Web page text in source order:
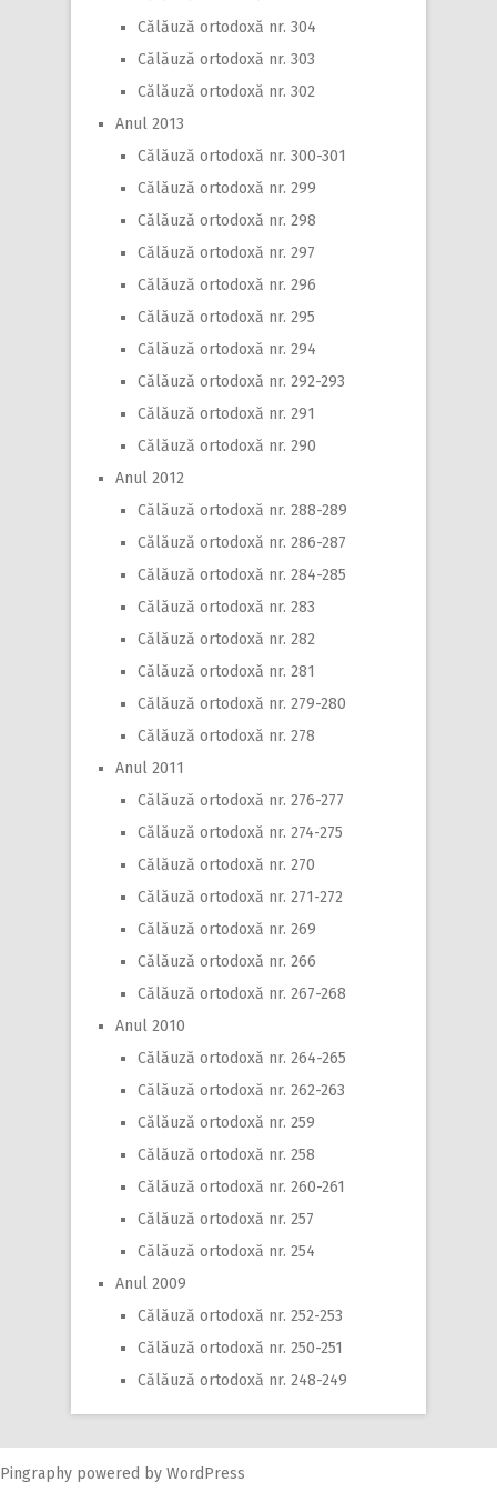
Călăuză ortodoxă nr. 304
Călăuză ortodoxă nr. 303
Călăuză ortodoxă nr. 302
Anul 2013
Călăuză ortodoxă nr. 300-301
Călăuză ortodoxă nr. 299
Călăuză ortodoxă nr. 298
Călăuză ortodoxă nr. 297
Călăuză ortodoxă nr. 296
Călăuză ortodoxă nr. 295
Călăuză ortodoxă nr. 294
Călăuză ortodoxă nr. 292-293
Călăuză ortodoxă nr. 291
Călăuză ortodoxă nr. 290
Anul 2012
Călăuză ortodoxă nr. 288-289
Călăuză ortodoxă nr. 286-287
Călăuză ortodoxă nr. 284-285
Călăuză ortodoxă nr. 283
Călăuză ortodoxă nr. 282
Călăuză ortodoxă nr. 281
Călăuză ortodoxă nr. 279-280
Călăuză ortodoxă nr. 278
Anul 2011
Călăuză ortodoxă nr. 276-277
Călăuză ortodoxă nr. 274-275
Călăuză ortodoxă nr. 270
Călăuză ortodoxă nr. 271-272
Călăuză ortodoxă nr. 269
Călăuză ortodoxă nr. 266
Călăuză ortodoxă nr. 267-268
Anul 2010
Călăuză ortodoxă nr. 264-265
Călăuză ortodoxă nr. 262-263
Călăuză ortodoxă nr. 259
Călăuză ortodoxă nr. 258
Călăuză ortodoxă nr. 260-261
Călăuză ortodoxă nr. 257
Călăuză ortodoxă nr. 254
Anul 2009
Călăuză ortodoxă nr. 252-253
Călăuză ortodoxă nr. 250-251
Călăuză ortodoxă nr. 248-249
Pingraphy powered by WordPress